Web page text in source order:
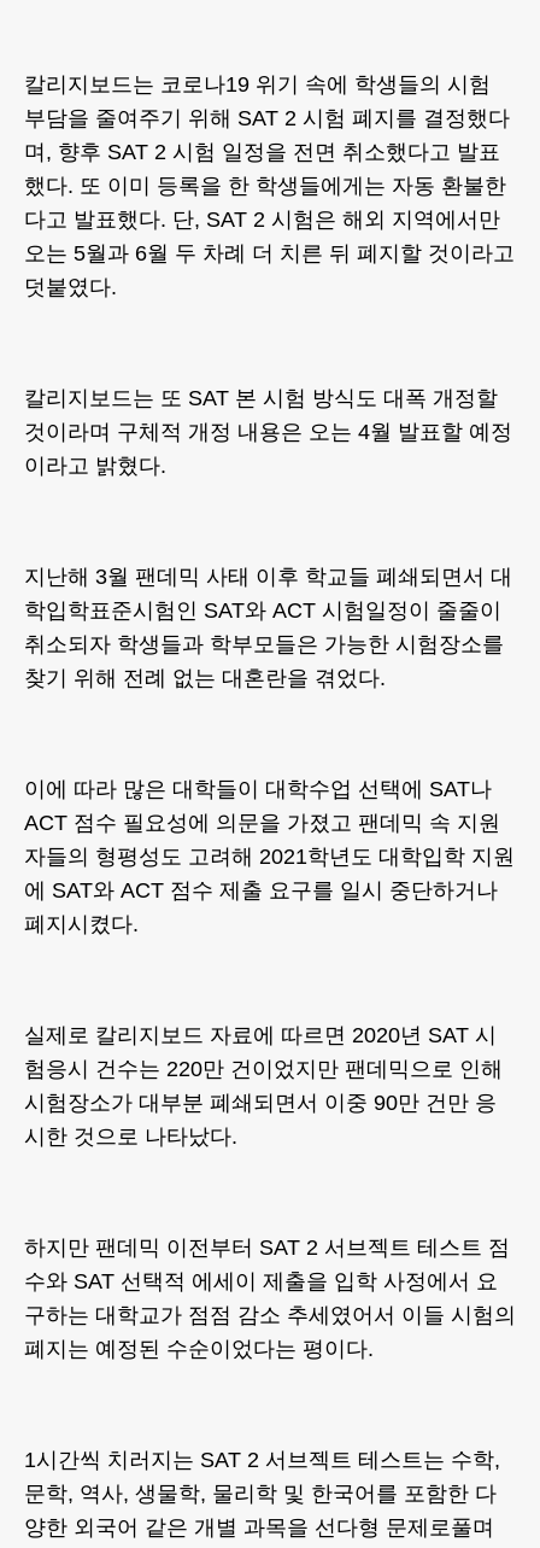
칼리지보드는 코로나19 위기 속에 학생들의 시험
부담을 줄여주기 위해 SAT 2 시험 폐지를 결정했다
며, 향후 SAT 2 시험 일정을 전면 취소했다고 발표
했다. 또 이미 등록을 한 학생들에게는 자동 환불한
다고 발표했다. 단, SAT 2 시험은 해외 지역에서만
오는 5월과 6월 두 차례 더 치른 뒤 폐지할 것이라고
덧붙였다.
칼리지보드는 또 SAT 본 시험 방식도 대폭 개정할
것이라며 구체적 개정 내용은 오는 4월 발표할 예정
이라고 밝혔다.
지난해 3월 팬데믹 사태 이후 학교들 폐쇄되면서 대
학입학표준시험인 SAT와 ACT 시험일정이 줄줄이
취소되자 학생들과 학부모들은 가능한 시험장소를
찾기 위해 전례 없는 대혼란을 겪었다.
이에 따라 많은 대학들이 대학수업 선택에 SAT나
ACT 점수 필요성에 의문을 가졌고 팬데믹 속 지원
자들의 형평성도 고려해 2021학년도 대학입학 지원
에 SAT와 ACT 점수 제출 요구를 일시 중단하거나
폐지시켰다.
실제로 칼리지보드 자료에 따르면 2020년 SAT 시
험응시 건수는 220만 건이었지만 팬데믹으로 인해
시험장소가 대부분 폐쇄되면서 이중 90만 건만 응
시한 것으로 나타났다.
하지만 팬데믹 이전부터 SAT 2 서브젝트 테스트 점
수와 SAT 선택적 에세이 제출을 입학 사정에서 요
구하는 대학교가 점점 감소 추세였어서 이들 시험의
폐지는 예정된 수순이었다는 평이다.
1시간씩 치러지는 SAT 2 서브젝트 테스트는 수학,
문학, 역사, 생물학, 물리학 및 한국어를 포함한 다
양한 외국어 같은 개별 과목을 선다형 문제로풀며